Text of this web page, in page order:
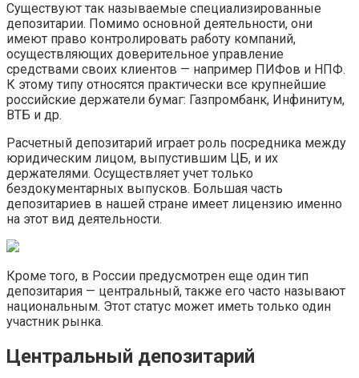
Существуют так называемые специализированные
депозитарии. Помимо основной деятельности, они
имеют право контролировать работу компаний,
осуществляющих доверительное управление
средствами своих клиентов — например ПИФов и НПФ.
К этому типу относятся практически все крупнейшие
российские держатели бумаг: Газпромбанк, Инфинитум,
ВТБ и др.
Расчетный депозитарий играет роль посредника между
юридическим лицом, выпустившим ЦБ, и их
держателями. Осуществляет учет только
бездокументарных выпусков. Большая часть
депозитариев в нашей стране имеет лицензию именно
на этот вид деятельности.
Кроме того, в России предусмотрен еще один тип
депозитария — центральный, также его часто называют
национальным. Этот статус может иметь только один
участник рынка.
Центральный депозитарий